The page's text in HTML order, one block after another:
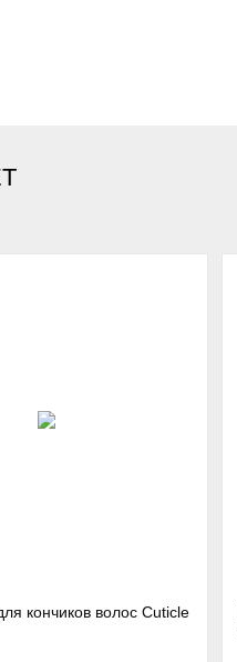
кончиков волос Cuticle